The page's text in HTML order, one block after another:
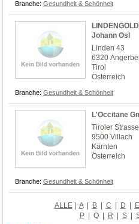
Branche: Gesundheit & Schönheit
Johann Osl
Linden 43
6320
Tirol
Österreich
Branche: Gesundheit & Schönheit
L'Occitane
Tiroler
9500 Villach
Kärnten
Österreich
Branche: Gesundheit & Schönheit
ALLE| A | B | C | D | E
P | Q | R | S |